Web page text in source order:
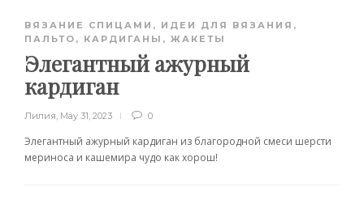
ВЯЗАНИЕ СПИЦАМИ , ИДЕИ ДЛЯ ВЯЗАНИЯ ,
ПАЛЬТО, КАРДИГАНЫ, ЖАКЕТЫ
Элегантный ажурный
кардиган
Лилия May 31, 2023 0
Элегантный ажурный кардиган из благородной смеси шерсти
мериноса и кашемира чудо как хорош!